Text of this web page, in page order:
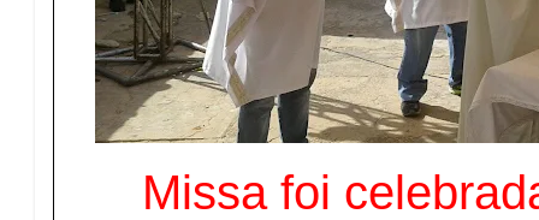
Missa foi